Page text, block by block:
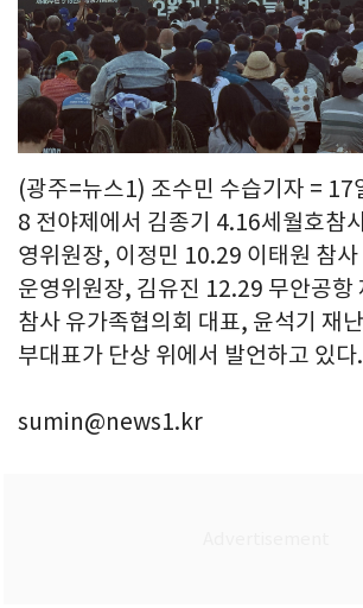
(광주=뉴스1) 조수민 수습기자 = 17
8 전야제에서 김종기 4.16세월호참
영위원장, 이정민 10.29 이태원 참사
운영위원장, 김유진 12.29 무안공항
참사 유가족협의회 대표, 윤석기 재
부대표가 단상 위에서 발언하고 있다.
sumin@news1.kr